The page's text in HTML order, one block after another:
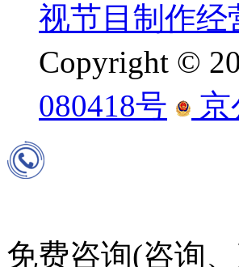
视节目制作经
Copyright ©
080418号
京
免费咨询(咨询